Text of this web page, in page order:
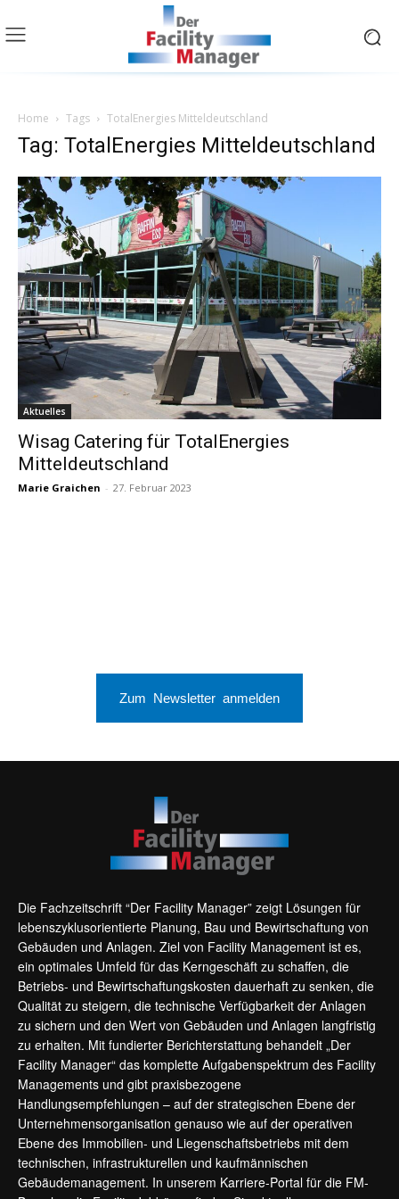
Home Tags TotalEnergies Mitteldeutschland
Tag: TotalEnergies Mitteldeutschland
Aktuelles
Wisag Catering für TotalEnergies
Mitteldeutschland
Marie Graichen - 27. Februar 2023
Zum Newsletter anmelden
Die Fachzeitschrift “Der Facility Manager” zeigt Lösungen für
lebenszyklusorientierte Planung, Bau und Bewirtschaftung von
Gebäuden und Anlagen. Ziel von Facility Management ist es,
ein optimales Umfeld für das Kerngeschäft zu schaffen, die
Betriebs- und Bewirtschaftungskosten dauerhaft zu senken, die
Qualität zu steigern, die technische Verfügbarkeit der Anlagen
zu sichern und den Wert von Gebäuden und Anlagen langfristig
zu erhalten. Mit fundierter Berichterstattung behandelt „Der
Facility Manager“ das komplette Aufgabenspektrum des Facility
Managements und gibt praxisbezogene
Handlungsempfehlungen – auf der strategischen Ebene der
Unternehmensorganisation genauso wie auf der operativen
Ebene des Immobilien- und Liegenschaftsbetriebs mit dem
technischen, infrastrukturellen und kaufmännischen
Gebäudemanagement. In unserem Karriere-Portal für die FM-